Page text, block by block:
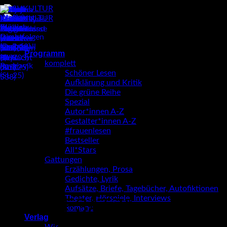
Zum
Inhalt
springen
Programm
komplett
Schöner Lesen
Aufklärung und Kritik
Die grüne Reihe
Spezial
Autor*innen A-Z
Gestalter*innen A-Z
#frauenlesen
Bestseller
All*Stars
Gattungen
Erzählungen, Prosa
Gedichte, Lyrik
Aufsätze, Briefe, Tagebücher, Autofiktionen
Theater, Hörspiele, Interviews
Romane
VerlagAUFSÄTZE,